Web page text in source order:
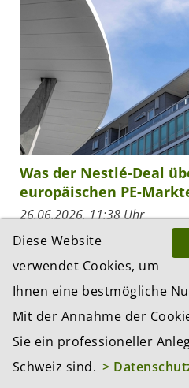
Was der Nestlé-Deal
europäischen PE-
26.06.2026, 11:38 Uhr
Laut Medienberichten
Equity mit Nestlé über die
Ausgang des Prozesses
die Preisfindung bei ESG-
ZUR THEMEN-
Diese Website
verwendet Cookies, um
Ihnen eine bestmögliche
Mit der Annahme der
Sie ein professioneller
Schweiz sind. >